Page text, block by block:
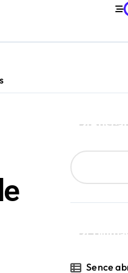
Buscar
Sence